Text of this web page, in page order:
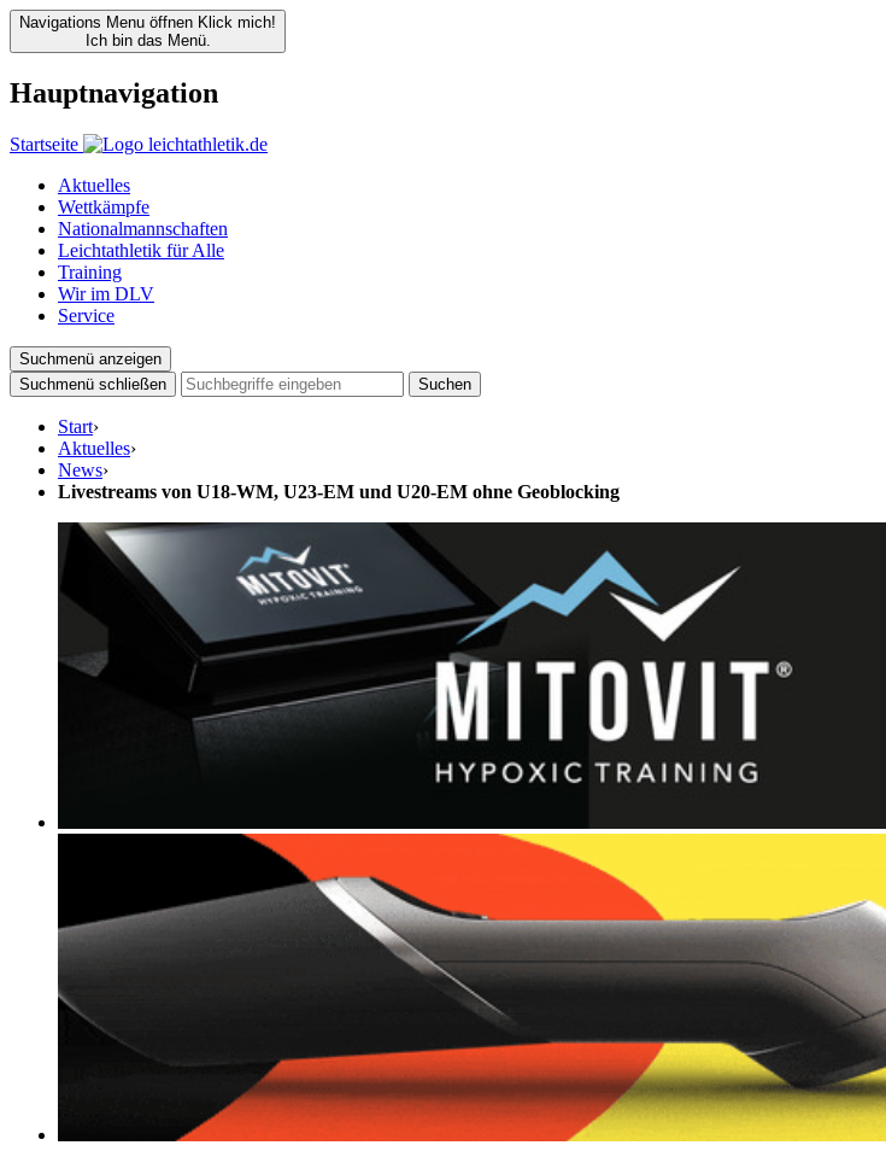
Navigations Menu öffnen Klick mich!
Ich bin das Menü.
Hauptnavigation
Startseite
Aktuelles
Wettkämpfe
Nationalmannschaften
Leichtathletik für Alle
Training
Wir im DLV
Service
Suchmenü anzeigen
Suchmenü schließen
Suchen
Start›
Aktuelles›
News›
Livestreams von U18-WM, U23-EM und U20-EM ohne Geoblocking